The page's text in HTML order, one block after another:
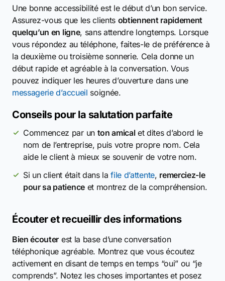
Une bonne accessibilité est le début d’un bon service.
Assurez-vous que les clients obtiennent rapidement
quelqu’un en ligne, sans attendre longtemps. Lorsque
vous répondez au téléphone, faites-le de préférence à
la deuxième ou troisième sonnerie. Cela donne un
début rapide et agréable à la conversation. Vous
pouvez indiquer les heures d’ouverture dans une
messagerie d’accueil soignée.
Conseils pour la salutation parfaite
Commencez par un ton amicalet dites d’abord le
nom de l’entreprise, puis votre propre nom. Cela
aide le client à mieux se souvenir de votre nom.
Si un client était dans lafile d’attente, remerciez-le
pour sa patienceet montrez de la compréhension.
Écouter et recueillir des informations
Bien écouter est la base d’une conversation
téléphonique agréable. Montrez que vous écoutez
activement en disant de temps en temps “oui” ou “je
comprends”. Notez les choses importantes et posez